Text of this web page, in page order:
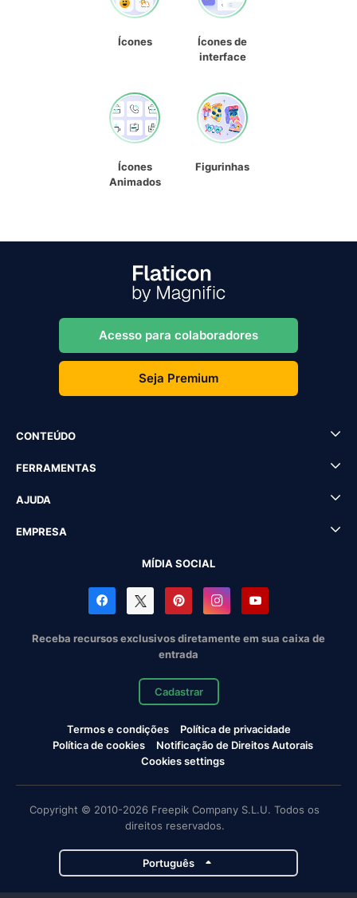
Ícones
Ícones de
interface
Ícones
Animados
Figurinhas
Acesso para colaboradores
Seja Premium
CONTEÚDO
FERRAMENTAS
AJUDA
EMPRESA
MÍDIA SOCIAL
Receba recursos exclusivos diretamente em sua caixa de
entrada
Cadastrar
Termos e condições
Política de privacidade
Política de cookies
Notificação de Direitos Autorais
Cookies settings
Copyright © 2010-2026 Freepik Company S.L.U. Todos os
direitos reservados.
Português